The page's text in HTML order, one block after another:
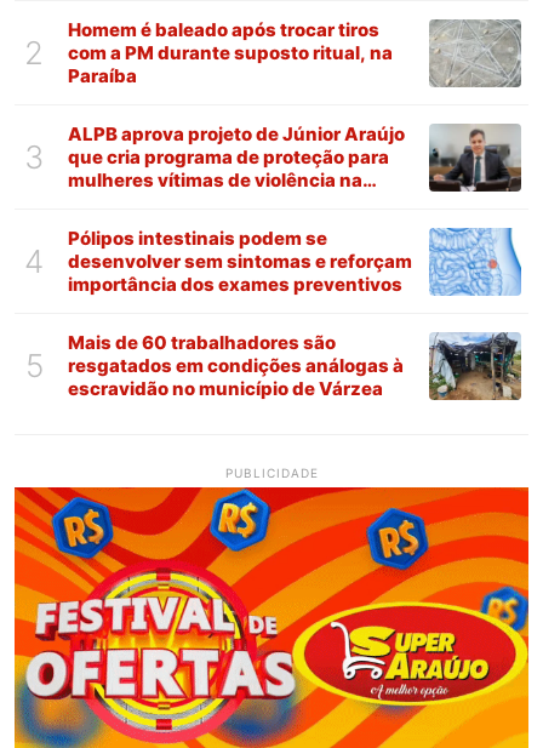
2
Homem é baleado após trocar tiros
com a PM durante suposto ritual, na
Paraíba
3
ALPB aprova projeto de Júnior Araújo
que cria programa de proteção para
mulheres vítimas de violência na
4
Pólipos intestinais podem se
desenvolver sem sintomas e reforçam
importância dos exames preventivos
5
Mais de 60 trabalhadores são
resgatados em condições análogas à
escravidão no município de Várzea
PUBLICIDADE